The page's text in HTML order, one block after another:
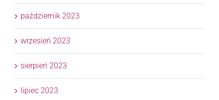
październik 2023
wrzesień 2023
sierpień 2023
lipiec 2023